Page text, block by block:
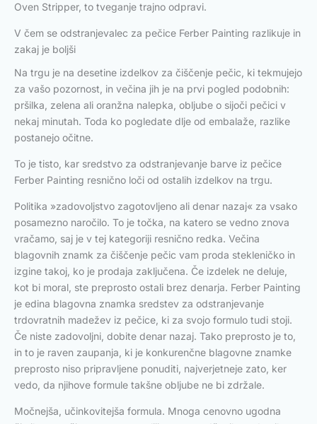
Oven Stripper, to tveganje trajno odpravi.
V čem se odstranjevalec za pečice Ferber Painting razlikuje in
zakaj je boljši
Na trgu je na desetine izdelkov za čiščenje pečic, ki tekmujejo
za vašo pozornost, in večina jih je na prvi pogled podobnih:
pršilka, zelena ali oranžna nalepka, obljube o sijoči pečici v
nekaj minutah. Toda ko pogledate dlje od embalaže, razlike
postanejo očitne.
To je tisto, kar sredstvo za odstranjevanje barve iz pečice
Ferber Painting resnično loči od ostalih izdelkov na trgu.
Politika »zadovoljstvo zagotovljeno ali denar nazaj« za vsako
posamezno naročilo. To je točka, na katero se vedno znova
vračamo, saj je v tej kategoriji resnično redka. Večina
blagovnih znamk za čiščenje pečic vam proda stekleničko in
izgine takoj, ko je prodaja zaključena. Če izdelek ne deluje,
kot bi moral, ste preprosto ostali brez denarja. Ferber Painting
je edina blagovna znamka sredstev za odstranjevanje
trdovratnih madežev iz pečice, ki za svojo formulo tudi stoji.
Če niste zadovoljni, dobite denar nazaj. Tako preprosto je to,
in to je raven zaupanja, ki je konkurenčne blagovne znamke
preprosto niso pripravljene ponuditi, najverjetneje zato, ker
vedo, da njihove formule takšne obljube ne bi zdržale.
Močnejša, učinkovitejša formula. Mnoga cenovno ugodna